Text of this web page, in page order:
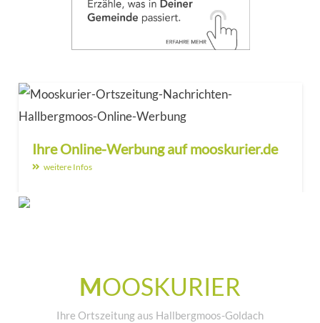
Ihre Online-Werbung auf mooskurier.de
weitere Infos
MOOSKURIER
Ihre Ortszeitung aus Hallbergmoos-Goldach